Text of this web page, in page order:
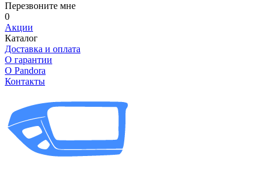
Перезвоните мне
0
Акции
Каталог
Доставка и оплата
О гарантии
О Pandora
Контакты